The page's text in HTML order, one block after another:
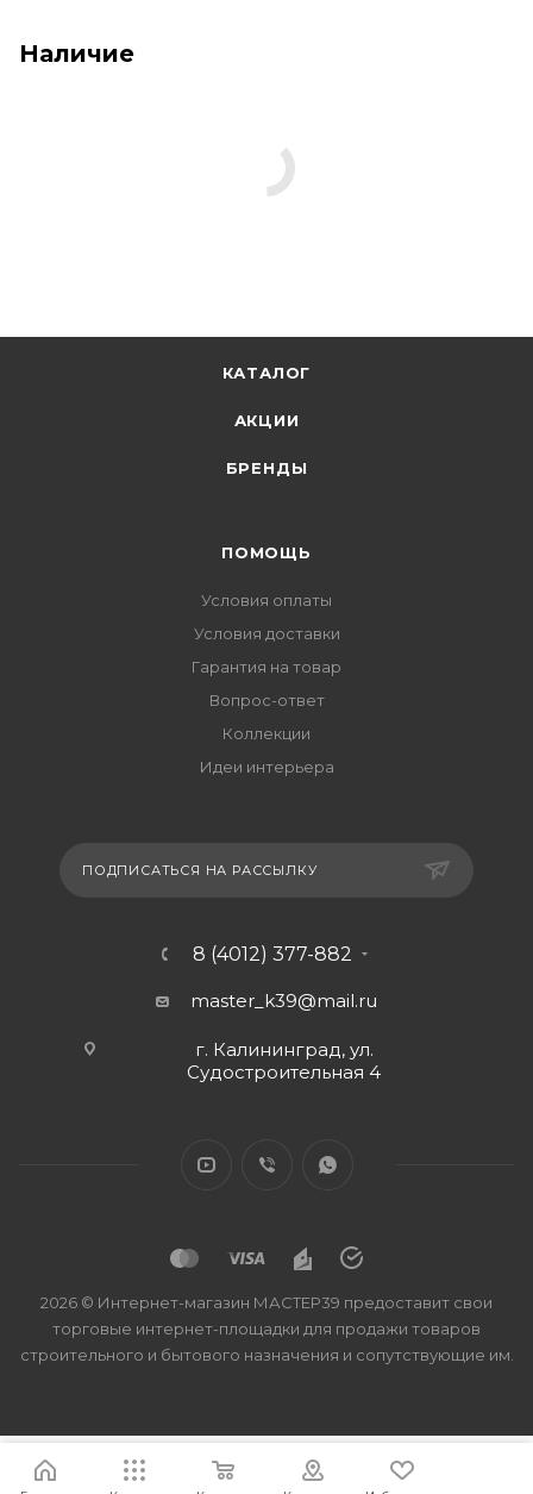
Наличие
КАТАЛОГ
АКЦИИ
БРЕНДЫ
ПОМОЩЬ
Условия оплаты
Условия доставки
Гарантия на товар
Вопрос-ответ
Коллекции
Идеи интерьера
ПОДПИСАТЬСЯ НА РАССЫЛКУ
8 (4012) 377-882
master_k39@mail.ru
г. Калининград, ул.
Судостроительная 4
2026 © Интернет-магазин МАСТЕР39 предоставит свои
торговые интернет-площадки для продажи товаров
строительного и бытового назначения и сопутствующие им.